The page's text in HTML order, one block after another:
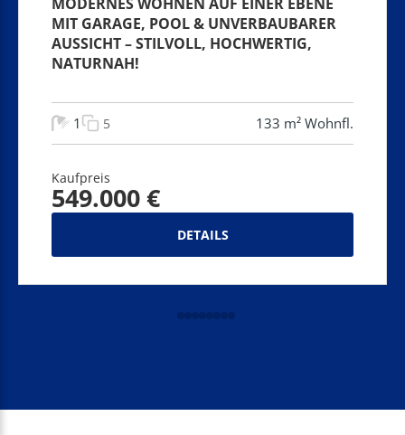
MIT GARAGE, POOL & UNVERBAUBARER
AUSSICHT – STILVOLL, HOCHWERTIG,
NATURNAH!
1 5 133 m² Wohnfl.
Kaufpreis
549.000 €
DETAILS